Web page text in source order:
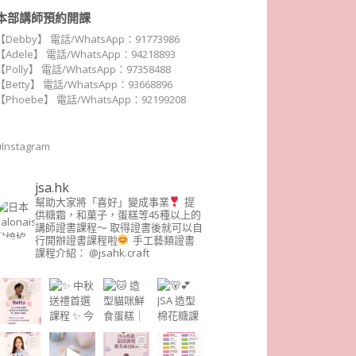
部講師預約開課
【Debby】 電話/WhatsApp：91773986
【Adele】 電話/WhatsApp：94218893
【Polly】 電話/WhatsApp：97358488
【Betty】 電話/WhatsApp：93668896
【Phoebe】 電話/WhatsApp：92199208
jsa.hk
幫助大家將「喜好」變成事業
提
供糖霜，和菓子，蛋糕等45種以上的
講師證書課程～ 取得證書後就可以自
行開辦證書課程啦
手工藝類證書
課程介紹： @jsahk.craft